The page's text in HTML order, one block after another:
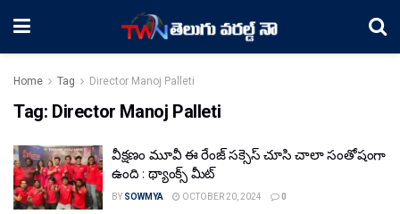
Home Tag Director Manoj Palleti
Tag: Director Manoj Palleti
వీక్షణం మూవీ ఈ రేంజ్ సక్సెస్ చూసి చాలా సంతోషంగా
ఉంది : థ్యాంక్స్ మీట్
BY SOWMYA OCTOBER 20, 2024 0